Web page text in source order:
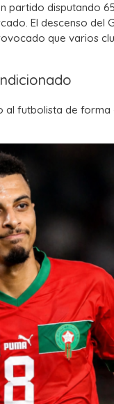
partido disputando
El descenso
que varios
al futbolista de